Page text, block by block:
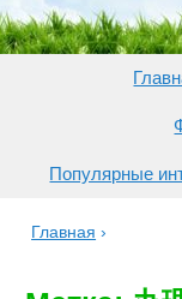
Популярные
Главная ›